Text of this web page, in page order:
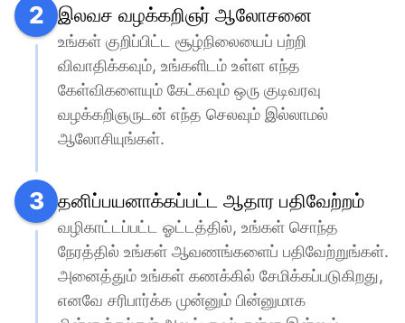
2 இலவச வழக்கறிஞர் ஆலோசனை
உங்கள் குறிப்பிட்ட சூழ்நிலையைப் பற்றி
விவாதிக்கவும், உங்களிடம் உள்ள எந்த
கேள்விகளையும் கேட்கவும் ஒரு குடிவரவு
வழக்கறிஞருடன் எந்த செலவும் இல்லாமல்
ஆலோசியுங்கள்.
3 தனிப்பயனாக்கப்பட்ட ஆதார பதிவேற்றம்
வழிகாட்டப்பட்ட ஓட்டத்தில், உங்கள் சொந்த
நேரத்தில் உங்கள் ஆவணங்களைப் பதிவேற்றுங்கள்.
அனைத்தும் உங்கள் கணக்கில் சேமிக்கப்படுகிறது,
எனவே சரிபார்க்க முன்னும் பின்னுமாக